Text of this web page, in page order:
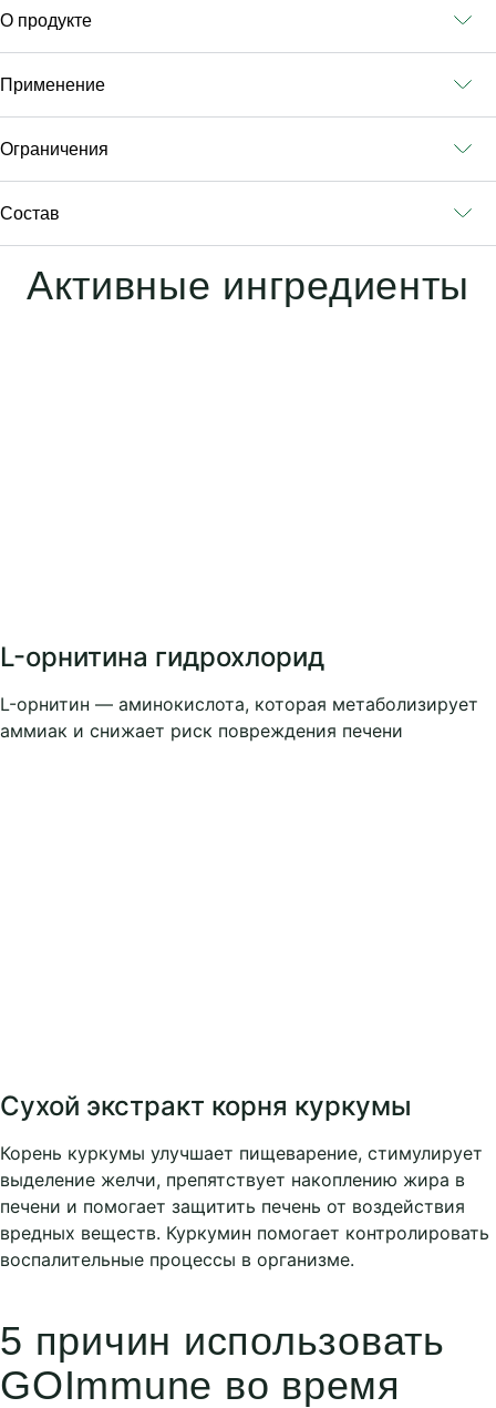
О продукте
Применение
Ограничения
Состав
Активные ингредиенты
L-орнитина гидрохлорид
L-орнитин — аминокислота, которая метаболизирует
аммиак и снижает риск повреждения печени
Сухой экстракт корня куркумы
Корень куркумы улучшает пищеварение, стимулирует
выделение желчи, препятствует накоплению жира в
печени и помогает защитить печень от воздействия
вредных веществ. Куркумин помогает контролировать
воспалительные процессы в организме.
5 причин использовать
GOImmune во время